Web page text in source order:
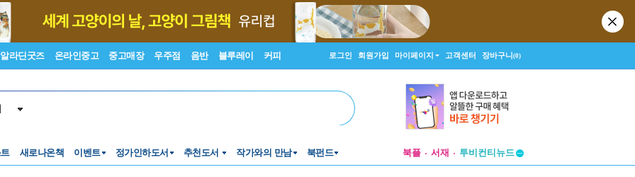
알라딘굿즈 온라인중고 중고매장 우주점 음반 블루레이 커피 로그인 회원가입 마이페이지 고객센터 장바구니(0)
새로나온책 이벤트 정가인하도서 추천도서 작가와의 만남 북펀드 북플 서재
투비컨티뉴드